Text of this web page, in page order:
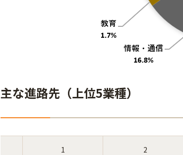
主な進路先（上位5業種）
1 2